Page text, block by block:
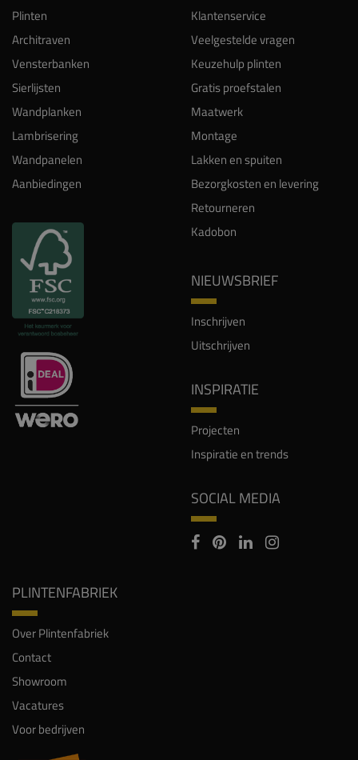
Plinten
Architraven
Vensterbanken
Sierlijsten
Wandplanken
Lambrisering
Wandpanelen
Aanbiedingen
Klantenservice
Veelgestelde vragen
Keuzehulp plinten
Gratis proefstalen
Maatwerk
Montage
Lakken en spuiten
Bezorgkosten en levering
Retourneren
Kadobon
NIEUWSBRIEF
Inschrijven
Uitschrijven
INSPIRATIE
Projecten
Inspiratie en trends
SOCIAL MEDIA
PLINTENFABRIEK
Over Plintenfabriek
Contact
Showroom
Vacatures
Voor bedrijven